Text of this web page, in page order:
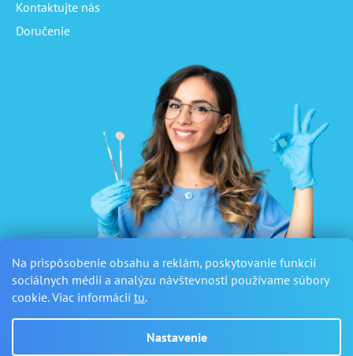
Na prispôsobenie obsahu a reklám, poskytovanie funkcií
sociálnych médií a analýzu návštevnosti používame súbory
cookie. Viac informácií tu.
Nastavenie
Kontaktujte nás
Doručenie